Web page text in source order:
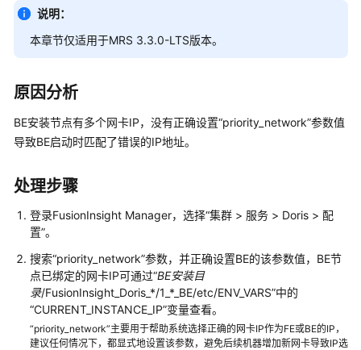
介
绍
费
明
速
入
门
用
户
指
南
组
说明：
本章节仅适用于MRS 3.3.0-LTS版本。
原因分析
BE安装节点有多个网卡IP，没有正确设置“priority_network”参数值
导致BE启动时匹配了错误的IP地址。
处理步骤
登录FusionInsight Manager，选择“集群 > 服务 > Doris > 配
置”。
搜索“priority_network”参数，并正确设置BE的该参数值，BE节
点已绑定的网卡IP可通过“BE安装目
录/FusionInsight_Doris_*/1_*_BE/etc/ENV_VARS”中的
“CURRENT_INSTANCE_IP”变量查看。
“priority_network”主要用于帮助系统选择正确的网卡IP作为FE或BE的IP，
建议任何情况下，都显式地设置该参数，避免后续机器增加新网卡导致IP选